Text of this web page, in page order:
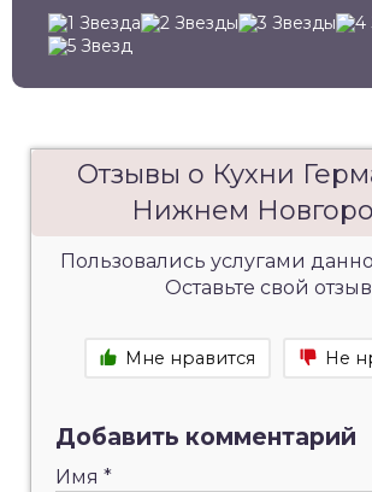
Отзывы о Кухни
Нижнем
Пользовались услугами
Оставьте свой
Мне нравится Не
Добавить комментарий
Имя *